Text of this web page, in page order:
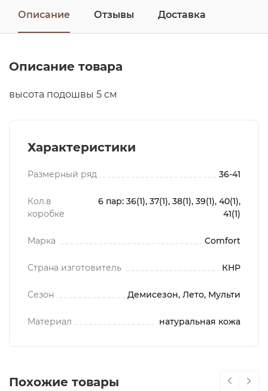
Описание Отзывы Доставка
Описание товара
высота подошвы 5 см
Характеристики
Размерный ряд 36-41
Кол.в
коробке
6 пар: 36(1), 37(1), 38(1), 39(1), 40(1),
41(1)
Марка Comfort
Страна изготовитель КНР
Сезон Демисезон, Лето, Мульти
Материал натуральная кожа
Похожие товары